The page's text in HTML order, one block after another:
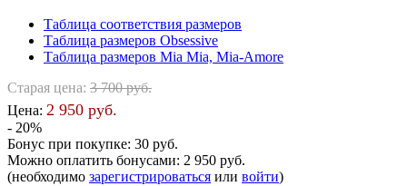
Таблица соответствия размеров
Таблица размеров Obsessive
Таблица размеров Mia Mia, Mia-Amore
Старая цена: 3 700 руб.
Цена: 2 950 руб.
- 20%
Бонус при покупке: 30 руб.
Можно оплатить бонусами: 2 950 руб.
(необходимо зарегистрироваться или войти)